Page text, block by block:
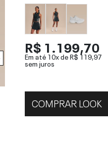
R$ 1.199,70
Em até 10x deR$ 119,97
sem juros
COMPRAR LOOK